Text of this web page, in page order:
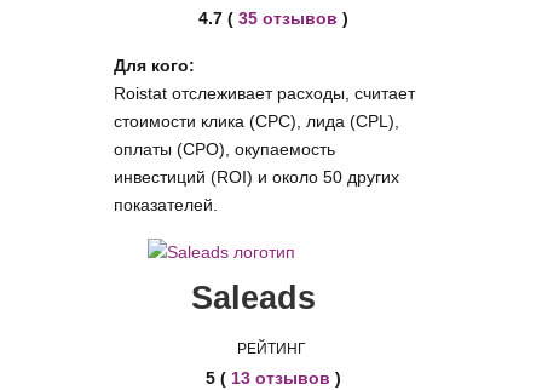
4.7 ( 35 отзывов )
Для кого:
Roistat отслеживает расходы, считает
стоимости клика (CPC), лида (CPL),
оплаты (CPO), окупаемость
инвестиций (ROI) и около 50 других
показателей.
Saleads
РЕЙТИНГ
5 ( 13 отзывов )